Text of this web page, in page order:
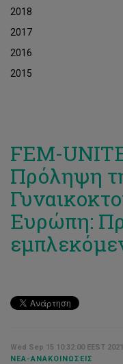
2018
2017
2016
2015
FEM-
Πρόληψη
Ευρώπη:
Wed Sep 15 10:32:00 EEST 2021
ΝΈΑ-ΑΝΑΚΟΙΝΏΣΕΙΣ